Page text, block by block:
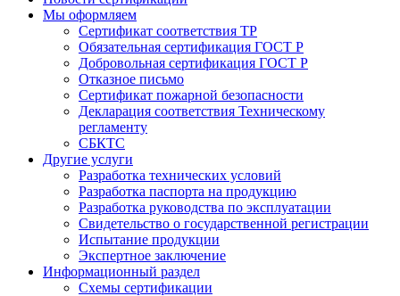
Мы оформляем
Сертификат соответствия ТР
Обязательная сертификация ГОСТ Р
Добровольная сертификация ГОСТ Р
Отказное письмо
Сертификат пожарной безопасности
Декларация соответствия Техническому
регламенту
СБКТС
Другие услуги
Разработка технических условий
Разработка паспорта на продукцию
Разработка руководства по эксплуатации
Свидетельство о государственной регистрации
Испытание продукции
Экспертное заключение
Информационный раздел
Схемы сертификации